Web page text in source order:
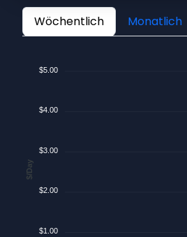
Wöchentlich Monatlich
$5.00
$4.00
$3.00
$2.00
$1.00
$/Day